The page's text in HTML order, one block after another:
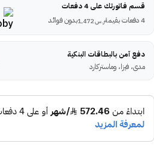
قسم فاتورتك على 4 دفعات
4 دفعات بقيمة
ر.س بدون فوائد
دفع آمن بالبطاقات البنكية
مدى، فيزا، وماستركارد